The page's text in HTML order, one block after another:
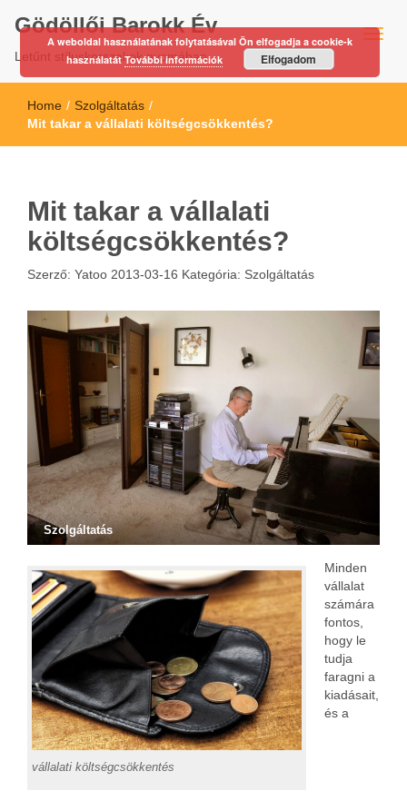
Gödöllői Barokk Év
Letűnt stíluskorszakok nyomában…
Home / Szolgáltatás /
Mit takar a vállalati költségcsökkentés?
Mit takar a vállalati
költségcsökkentés?
Szerző: Yatoo 2013-03-16 Kategória: Szolgáltatás
Szolgáltatás
vállalati költségcsökkentés
Minden
vállalat
számára
fontos,
hogy le
tudja
faragni a
kiadásait,
és a
A weboldal használatának folytatásával Ön elfogadja a cookie-k
használatátTovábbi információk Elfogadom